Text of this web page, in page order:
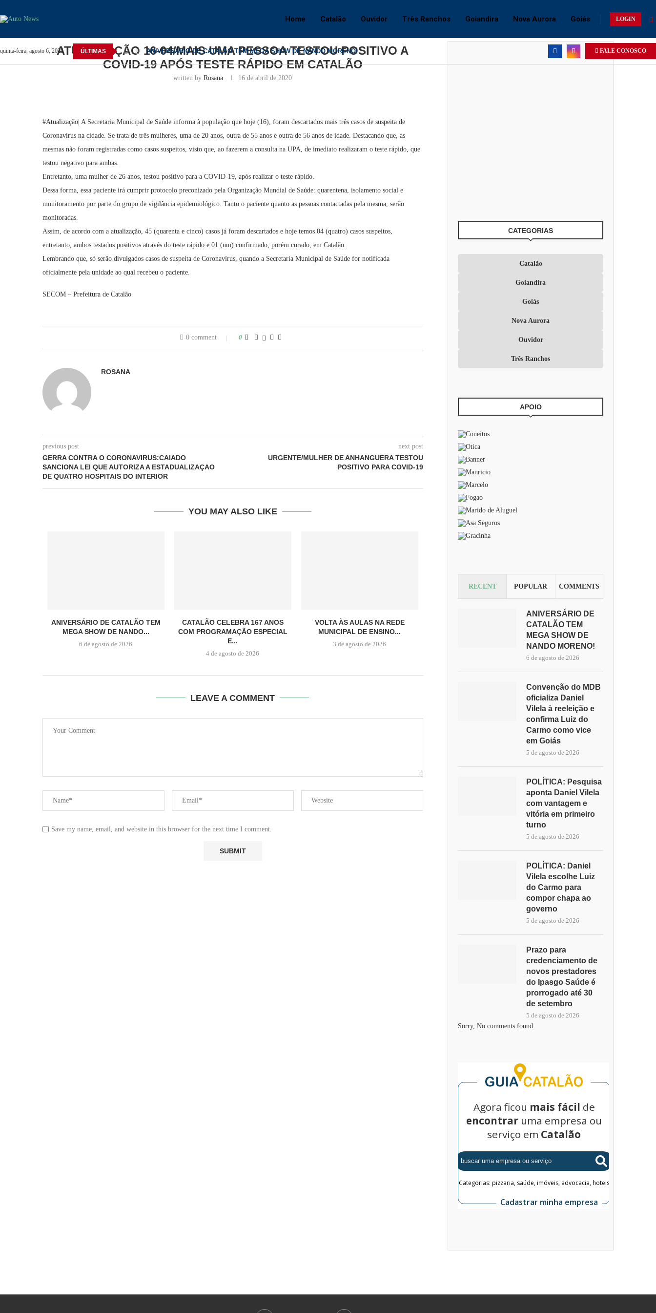
Home Catalão Ouvidor Três Ranchos Goiandira Nova Aurora Goiás LOGIN
quinta-feira, agosto 6, 2026 ÚLTIMAS ANIVERSÁRIO DE CATALÃO TEM MEGA SHOW DE NANDO MORENO! FALE CONOSCO
ATUALIZAÇÃO 16-04/MAIS UMA PESSOA TESTOU POSITIVO A COVID-19 APÓS TESTE RÁPIDO EM CATALÃO
ATUALIZAÇÃO 16-04/MAIS UMA PESSOA TESTOU POSITIVO A
COVID-19 APÓS TESTE RÁPIDO EM CATALÃO
written byRosana 16 de abril de 2020
#Atualização| A Secretaria Municipal de Saúde informa à população que hoje (16), foram descartados mais três casos de suspeita de
Coronavírus na cidade. Se trata de três mulheres, uma de 20 anos, outra de 55 anos e outra de 56 anos de idade. Destacando que, as
mesmas não foram registradas como casos suspeitos, visto que, ao fazerem a consulta na UPA, de imediato realizaram o teste rápido, que
testou negativo para ambas.
Entretanto, uma mulher de 26 anos, testou positivo para a COVID-19, após realizar o teste rápido.
Dessa forma, essa paciente irá cumprir protocolo preconizado pela Organização Mundial de Saúde: quarentena, isolamento social e
monitoramento por parte do grupo de vigilância epidemiológico. Tanto o paciente quanto as pessoas contactadas pela mesma, serão
monitoradas.
Assim, de acordo com a atualização, 45 (quarenta e cinco) casos já foram descartados e hoje temos 04 (quatro) casos suspeitos,
entretanto, ambos testados positivos através do teste rápido e 01 (um) confirmado, porém curado, em Catalão.
Lembrando que, só serão divulgados casos de suspeita de Coronavírus, quando a Secretaria Municipal de Saúde for notificada
oficialmente pela unidade ao qual recebeu o paciente.
SECOM – Prefeitura de Catalão
0 comment 0
ROSANA
previous post
GERRA CONTRA O CORONAVIRUS:CAIADO
SANCIONA LEI QUE AUTORIZA A ESTADUALIZAÇAO
DE QUATRO HOSPITAIS DO INTERIOR
next post
URGENTE/MULHER DE ANHANGUERA TESTOU
POSITIVO PARA COVID-19
YOU MAY ALSO LIKE
ANIVERSÁRIO DE CATALÃO TEM
MEGA SHOW DE NANDO...
6 de agosto de 2026
CATALÃO CELEBRA 167 ANOS
COM PROGRAMAÇÃO ESPECIAL
E...
4 de agosto de 2026
VOLTA ÀS AULAS NA REDE
MUNICIPAL DE ENSINO...
3 de agosto de 2026
LEAVE A COMMENT
Save my name, email, and website in this browser for the next time I comment.
CATEGORIAS
Catalão
Goiandira
Goiás
Nova Aurora
Ouvidor
Três Ranchos
APOIO
RECENT POPULAR COMMENTS
ANIVERSÁRIO DE
CATALÃO TEM
MEGA SHOW DE
NANDO MORENO!
6 de agosto de 2026
Convenção do MDB
oficializa Daniel
Vilela à reeleição e
confirma Luiz do
Carmo como vice
em Goiás
5 de agosto de 2026
POLÍTICA: Pesquisa
aponta Daniel Vilela
com vantagem e
vitória em primeiro
turno
5 de agosto de 2026
POLÍTICA: Daniel
Vilela escolhe Luiz
do Carmo para
compor chapa ao
governo
5 de agosto de 2026
Prazo para
credenciamento de
novos prestadores
do Ipasgo Saúde é
prorrogado até 30
de setembro
5 de agosto de 2026
Sorry, No comments found.